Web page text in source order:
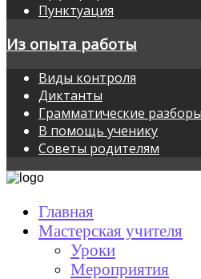
Пунктуация
Из опыта работы
Виды контроля
Диктанты
Грамматические разборы
В помощь ученику
Советы родителям
Главная
Мастерская учителя
Уроки
Мероприятия